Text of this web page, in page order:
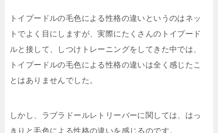
トイプードルの毛色による性格の違いというのはネッ
トでよく目にしますが、実際にたくさんのトイプード
ルと接して、しつけトレーニングをしてきた中では、
トイプードルの毛色による性格の違いは全く感じたこ
とはありませんでした。
しかし、ラブラドールレトリーバーに関しては、はっ
きりと毛色による性格の違いを感じるのです。